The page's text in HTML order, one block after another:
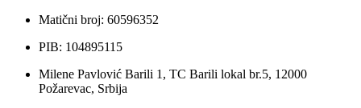
Matični broj: 60596352
PIB: 104895115
Milene Pavlović Barili 1, TC Barili lokal br.5, 12000
Požarevac, Srbija